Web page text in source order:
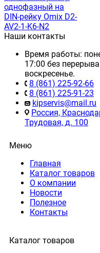
однофазный на
DIN-рейку Omix D2-
AV2-1-K6-N2
Наши контакты
Время работы:
17:00 без
воскресенье.
8 (861) 225-92-66
8 (861) 225-91-23
kipservis@mail.ru
Россия,
Трудовая, д. 100
Меню
Главная
Каталог товаров
О компании
Новости
Полезное
Контакты
Каталог товаров